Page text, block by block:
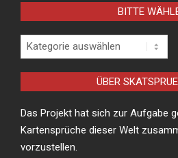
BITTE
Bitte
wählen:
ÜBER
Das Projekt hat sich zur Aufgabe
Kartensprüche dieser Welt
vorzustellen.